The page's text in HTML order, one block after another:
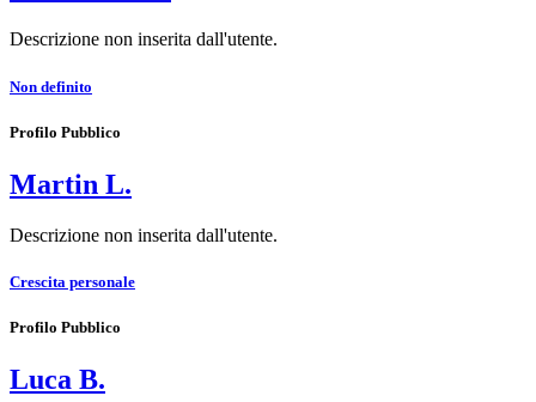
Descrizione non inserita dall'utente.
Non definito
Profilo Pubblico
Martin L.
Descrizione non inserita dall'utente.
Crescita personale
Profilo Pubblico
Luca B.